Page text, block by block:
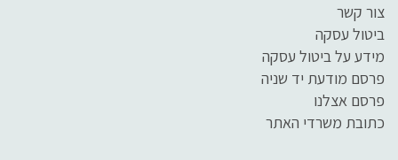
צור קשר
ביטול עסקה
מידע על ביטול עסקה
פרסם מודעת יד שניה
פרסם אצלנו
כתובת משרדי האתר